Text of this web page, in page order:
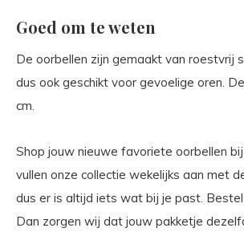
Goed om te weten
De oorbellen zijn gemaakt van roestvrij
dus ook geschikt voor gevoelige oren.
cm.
Shop jouw nieuwe favoriete oorbellen
vullen onze collectie wekelijks aan met
dus er is altijd iets wat bij je past.
Dan zorgen wij dat jouw pakketje